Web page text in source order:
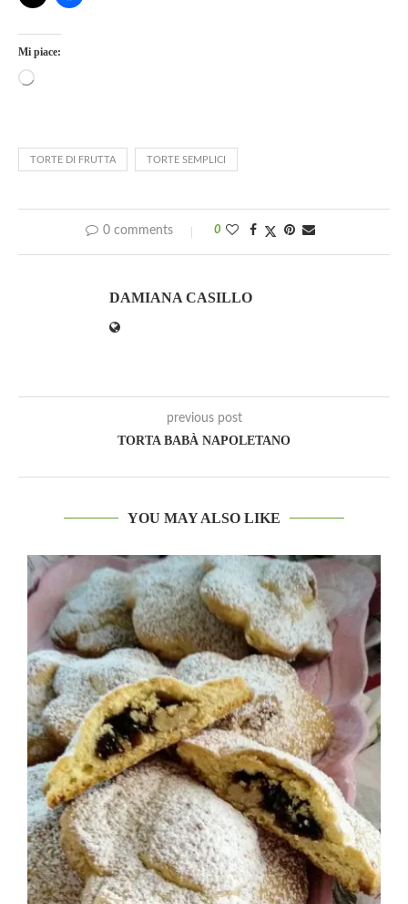
Mi piace:
TORTE DI FRUTTA TORTE SEMPLICI
0 comments 0
DAMIANA CASILLO
previous post
TORTA BABÀ NAPOLETANO
YOU MAY ALSO LIKE